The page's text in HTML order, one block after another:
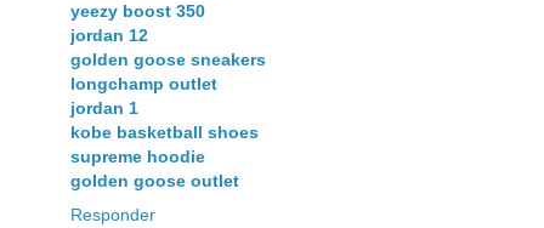
yeezy boost 350
jordan 12
golden goose sneakers
longchamp outlet
jordan 1
kobe basketball shoes
supreme hoodie
golden goose outlet
Responder